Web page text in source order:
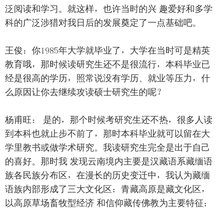
泛阅读和学习。就这样，也许当时的兴 趣爱好和多学
科的广泛涉猎对我日后的发展奠定了一点基础吧。
王俊：你1985年大学就毕业了，大学在当时可是精英
教育哦，那时候读研究生还不是很流行，本科毕业已
经是很高的学历，照常说没有学历、就业等压力，什
么原因让你去继续攻读硕士研究生的呢？
杨甫旺： 是的，那个时候考研究生还不热，很多人读
到本科也就止步不前了，那时本科毕业就可以留在大
学里教书或做学术研究。我读研究生完全是出于自己
的喜好。那时我 发现云南境内主要是汉藏语系藏缅语
族各民族分布区，在漫长的历史变迁中，我认为藏缅
语族内部形成了三大文化区：青藏高原是藏文化区，
以高原草场畜牧型经济 和信仰藏传佛教为主要特征；